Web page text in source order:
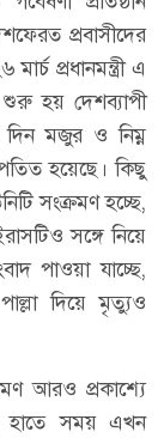
প্রবাসীদের
প্রধানমন্ত্রী এ
শুরু হয় দেশব্যাপী
দিন মজুর ও নিম্ন
হয়েছে। কিছু
সংক্রমণ হচ্ছে,
সঙ্গে নিয়ে
পাওয়া যাচ্ছে,
দিয়ে মৃত্যুও
আরও প্রকাশ্যে
হাতে সময় এখন